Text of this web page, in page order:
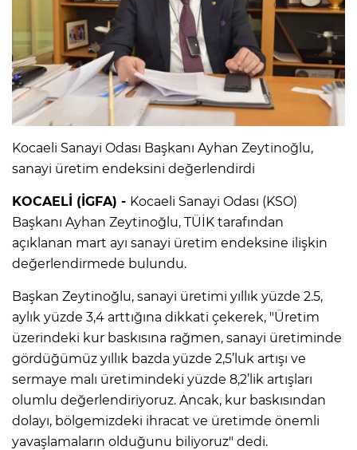
Kocaeli Sanayi Odası Başkanı Ayhan Zeytinoğlu,
sanayi üretim endeksini değerlendirdi
KOCAELİ (İGFA) - Kocaeli Sanayi Odası (KSO)
Başkanı Ayhan Zeytinoğlu, TÜİK tarafından
açıklanan mart ayı sanayi üretim endeksine ilişkin
değerlendirmede bulundu.
Başkan Zeytinoğlu, sanayi üretimi yıllık yüzde 2.5,
aylık yüzde 3,4 arttığına dikkati çekerek, "Üretim
üzerindeki kur baskısına rağmen, sanayi üretiminde
gördüğümüz yıllık bazda yüzde 2,5’luk artışı ve
sermaye malı üretimindeki yüzde 8,2’lik artışları
olumlu değerlendiriyoruz. Ancak, kur baskısından
dolayı, bölgemizdeki ihracat ve üretimde önemli
yavaşlamaların olduğunu biliyoruz" dedi.